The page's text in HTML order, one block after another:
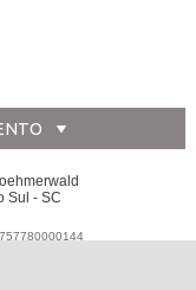
Sul - SC